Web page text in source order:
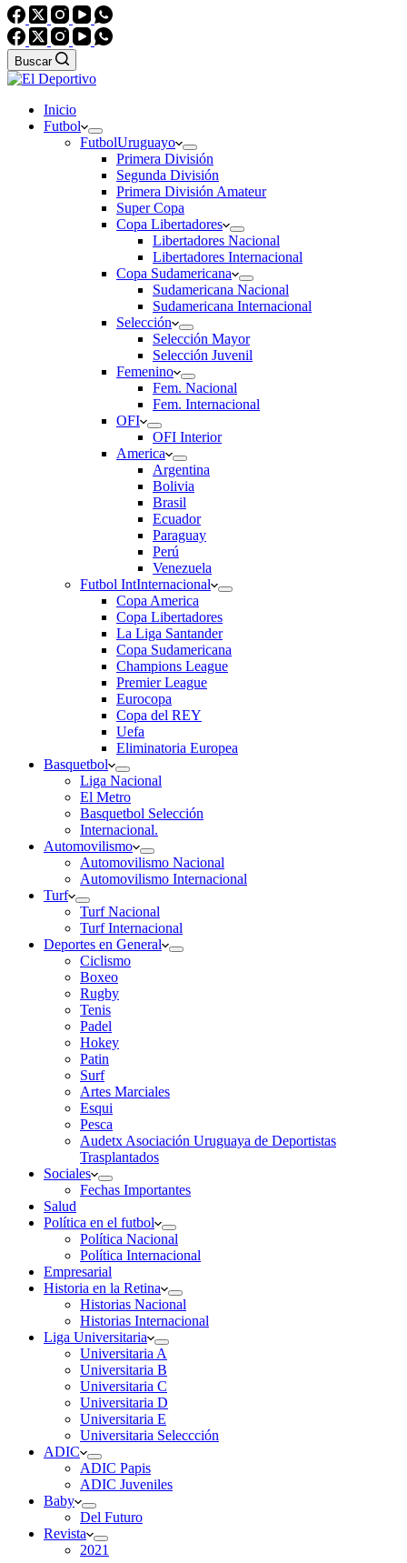
Buscar
Inicio
Futbol
FutbolUruguayo
Primera División
Segunda División
Primera División Amateur
Super Copa
Copa Libertadores
Libertadores Nacional
Libertadores Internacional
Copa Sudamericana
Sudamericana Nacional
Sudamericana Internacional
Selección
Selección Mayor
Selección Juvenil
Femenino
Fem. Nacional
Fem. Internacional
OFI
OFI Interior
America
Argentina
Bolivia
Brasil
Ecuador
Paraguay
Perú
Venezuela
Futbol IntInternacional
Copa America
Copa Libertadores
La Liga Santander
Copa Sudamericana
Champions League
Premier League
Eurocopa
Copa del REY
Uefa
Eliminatoria Europea
Basquetbol
Liga Nacional
El Metro
Basquetbol Selección
Internacional.
Automovilismo
Automovilismo Nacional
Automovilismo Internacional
Turf
Turf Nacional
Turf Internacional
Deportes en General
Ciclismo
Boxeo
Rugby
Tenis
Padel
Hokey
Patin
Surf
Artes Marciales
Esqui
Pesca
Audetx Asociación Uruguaya de Deportistas
Trasplantados
Sociales
Fechas Importantes
Salud
Política en el futbol
Política Nacional
Política Internacional
Empresarial
Historia en la Retina
Historias Nacional
Historias Internacional
Liga Universitaria
Universitaria A
Universitaria B
Universitaria C
Universitaria D
Universitaria E
Universitaria Seleccción
ADIC
ADIC Papis
ADIC Juveniles
Baby
Del Futuro
Revista
2021